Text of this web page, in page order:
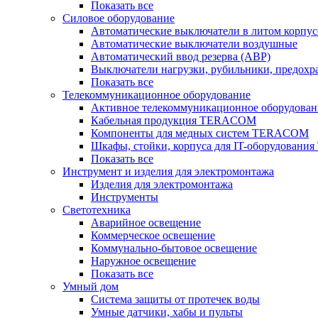
Показать все
Силовое оборудование
Автоматические выключатели в литом
Автоматические выключатели воздушные
Автоматический ввод резерва (АВР)
Выключатели нагрузки, рубильники,
Показать все
Телекоммуникационное оборудование
Активное телекоммуникационное
Кабельная продукция TERACOM
Компоненты для медных систем TERACOM
Шкафы, стойки, корпуса для IT-
Показать все
Инструмент и изделия для электромонтажа
Изделия для электромонтажа
Инструменты
Светотехника
Аварийное освещение
Коммерческое освещение
Коммунально-бытовое освещение
Наружное освещение
Показать все
Умный дом
Система защиты от протечек воды
Умные датчики, хабы и пульты